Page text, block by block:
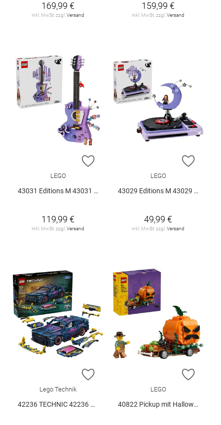
169,99 €
inkl. MwSt. zzgl.Versand
159,99 €
inkl. MwSt. zzgl.Versand
ZUR WUNSCHLISTE HINZUFÜGEN
LEGO
43031 Editions M 43031 V29
119,99 €
inkl. MwSt. zzgl. Versand
ZUR
LEGO
43029 Editions M 43029 V29
49,99 €
inkl. MwSt. zzgl. Versand
ZUR WUNSCHLISTE HINZUFÜGEN
Lego Technik
42236 TECHNIC 42236 V29
ZUR
LEGO
40822 Pickup mit Halloweenkürbis V29